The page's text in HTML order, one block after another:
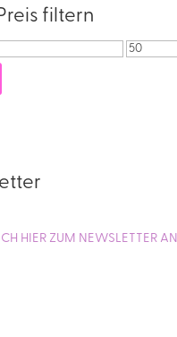
filtern
Max.
HIER ZUM NEWSLETTER AN